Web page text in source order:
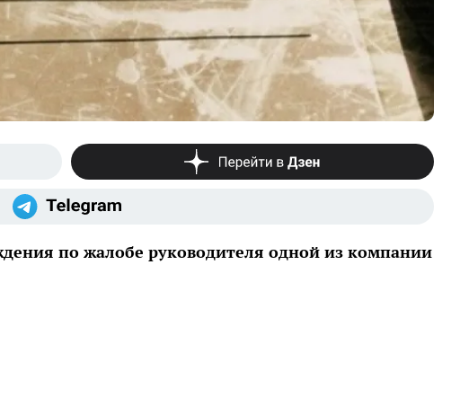
по жалобе руководителя одной из компании